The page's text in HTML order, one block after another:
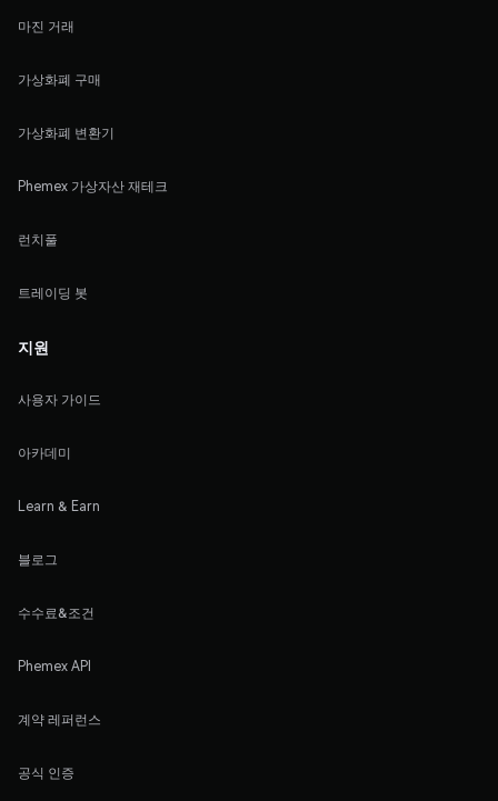
마진 거래
가상화폐 구매
가상화폐 변환기
Phemex 가상자산 재테크
런치풀
트레이딩 봇
지원
사용자 가이드
아카데미
Learn & Earn
블로그
수수료&조건
Phemex API
계약 레퍼런스
공식 인증